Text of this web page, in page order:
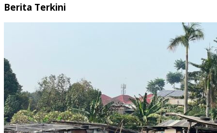
Berita Terkini